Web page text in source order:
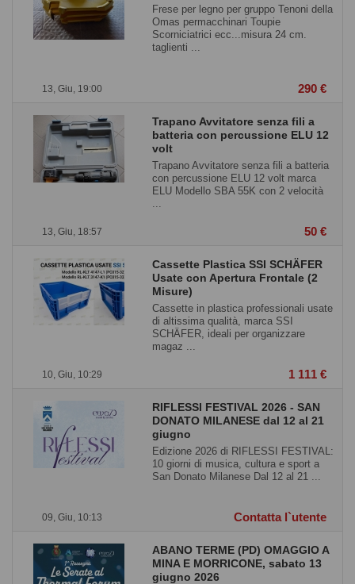
13, Giu, 19:00
Frese per legno per gruppo Tenoni della
Omas permacchinari Toupie
Scorniciatrici ecc...misura 24 cm.
taglienti ...
290 €
13, Giu, 18:57
Trapano Avvitatore senza fili a
batteria con percussione ELU 12
volt
Trapano Avvitatore senza fili a batteria
con percussione ELU 12 volt marca
ELU Modello SBA 55K con 2 velocità
...
50 €
10, Giu, 10:29
Cassette Plastica SSI SCHÄFER
Usate con Apertura Frontale (2
Misure)
Cassette in plastica professionali usate
di altissima qualità, marca SSI
SCHÄFER, ideali per organizzare
magaz ...
1 111 €
09, Giu, 10:13
RIFLESSI FESTIVAL 2026 - SAN
DONATO MILANESE dal 12 al 21
giugno
Edizione 2026 di RIFLESSI FESTIVAL:
10 giorni di musica, cultura e sport a
San Donato Milanese Dal 12 al 21 ...
Contatta l`utente
ABANO TERME (PD) OMAGGIO A
MINA E MORRICONE, sabato 13
giugno 2026